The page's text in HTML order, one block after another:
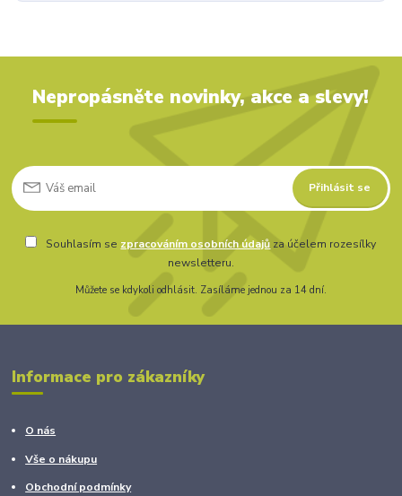
Nepropásněte novinky, akce a slevy!
Přihlásit se
Souhlasím se zpracováním osobních údajů za účelem rozesílky
newsletteru.
Můžete se kdykoli odhlásit. Zasíláme jednou za 14 dní.
Informace pro zákazníky
O nás
Vše o nákupu
Obchodní podmínky